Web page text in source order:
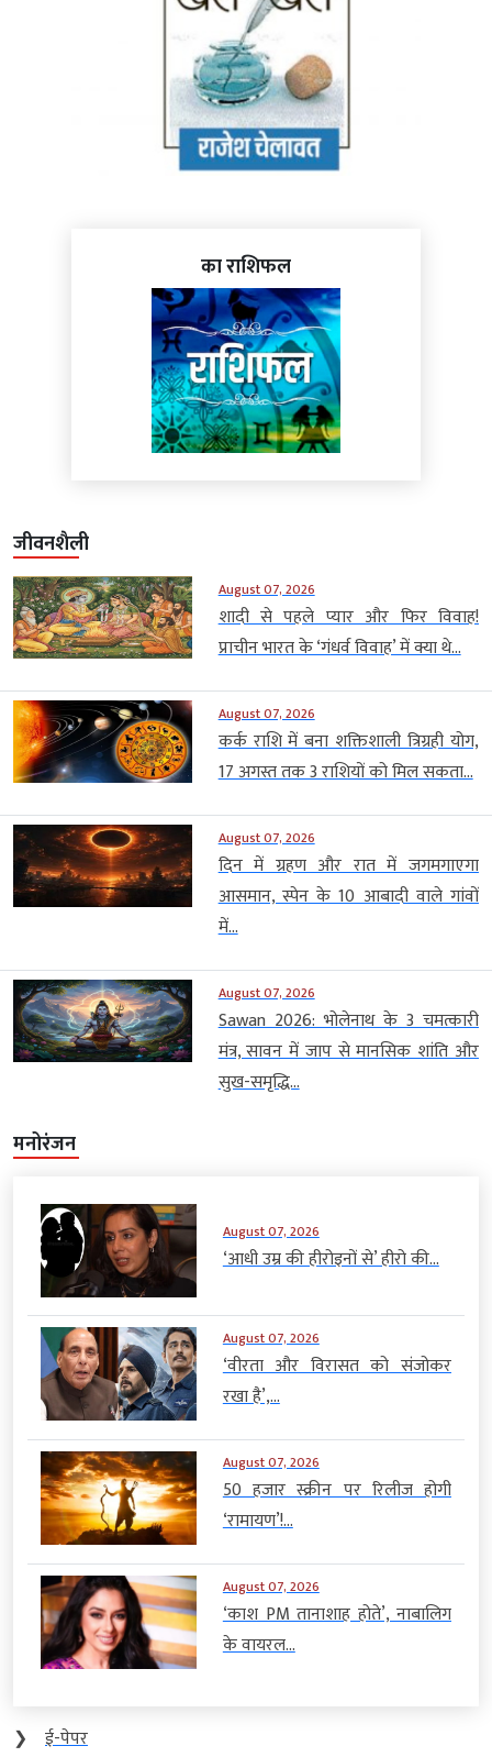
का राशिफल
जीवनशैली
August 07, 2026
शादी से पहले प्यार और फिर विवाह!
प्राचीन भारत के ‘गंधर्व विवाह’ में क्या थे...
August 07, 2026
कर्क राशि में बना शक्तिशाली त्रिग्रही योग,
17 अगस्त तक 3 राशियों को मिल सकता...
August 07, 2026
दिन में ग्रहण और रात में जगमगाएगा
आसमान, स्पेन के 10 आबादी वाले गांवों
में...
August 07, 2026
Sawan 2026: भोलेनाथ के 3 चमत्कारी
मंत्र, सावन में जाप से मानसिक शांति और
सुख-समृद्धि...
मनोरंजन
August 07, 2026
‘आधी उम्र की हीरोइनों से’ हीरो की...
August 07, 2026
‘वीरता और विरासत को संजोकर
रखा है’,...
August 07, 2026
50 हजार स्क्रीन पर रिलीज होगी
‘रामायण’!...
August 07, 2026
‘काश PM तानाशाह होते’, नाबालिग
के वायरल...
❯
ई-पेपर